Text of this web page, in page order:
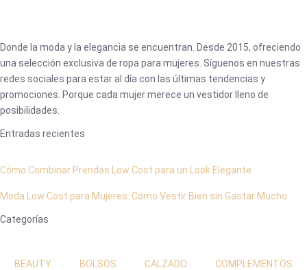
Donde la moda y la elegancia se encuentran. Desde 2015, ofreciendo
una selección exclusiva de ropa para mujeres. Síguenos en nuestras
redes sociales para estar al día con las últimas tendencias y
promociones. Porque cada mujer merece un vestidor lleno de
posibilidades.
Entradas recientes
Cómo Combinar Prendas Low Cost para un Look Elegante
Moda Low Cost para Mujeres: Cómo Vestir Bien sin Gastar Mucho
Categorías
BEAUTY BOLSOS CALZADO COMPLEMENTOS